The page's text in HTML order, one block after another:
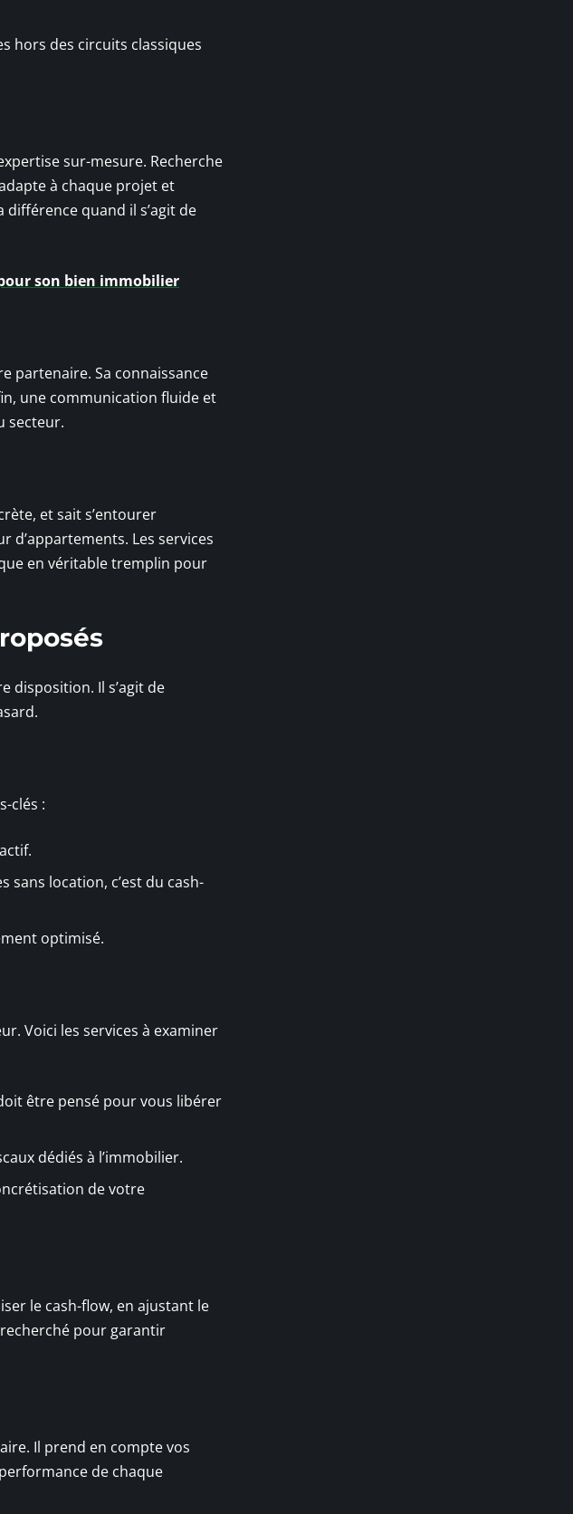
hors des circuits classiques
sur-mesure. Recherche
à chaque projet et
quand il s’agit de
son bien immobilier
partenaire. Sa connaissance
une communication fluide et
secteur.
et sait s’entourer
d’appartements. Les services
en véritable tremplin pour
disposition. Il s’agit de
clés :
location, c’est du cash-
optimisé.
Voici les services à examiner
être pensé pour vous libérer
dédiés à l’immobilier.
de votre
le cash-flow, en ajustant le
pour garantir
Il prend en compte vos
de chaque